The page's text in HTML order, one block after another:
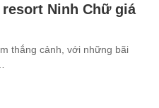
Ninh Chữ giá
thắng cảnh, với những bãi